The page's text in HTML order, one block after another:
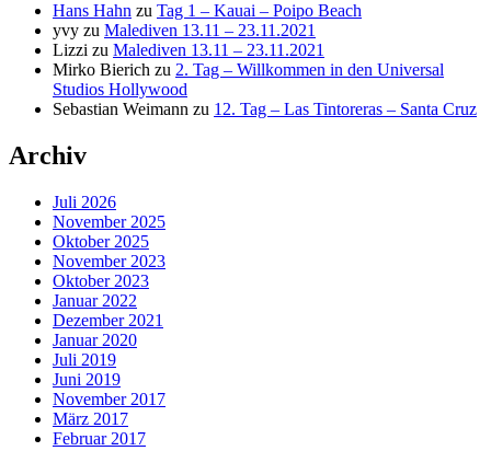
Hans Hahn zu Tag 1 – Kauai – Poipo Beach
yvy zu Malediven 13.11 – 23.11.2021
Lizzi zu Malediven 13.11 – 23.11.2021
Mirko Bierich zu 2. Tag – Willkommen in den Universal
Studios Hollywood
Sebastian Weimann zu 12. Tag – Las Tintoreras – Santa Cruz
Archiv
Juli 2026
November 2025
Oktober 2025
November 2023
Oktober 2023
Januar 2022
Dezember 2021
Januar 2020
Juli 2019
Juni 2019
November 2017
März 2017
Februar 2017